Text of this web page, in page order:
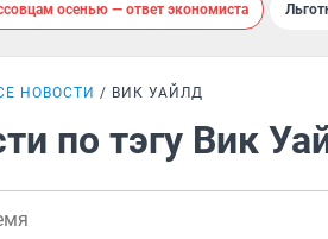
осенью — ответ экономиста
НОВОСТИ ВИК УАЙЛД
по тэгу Вик